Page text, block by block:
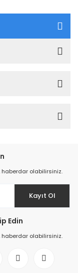
olabilirsiniz.
Kayıt Ol
Edin
olabilirsiniz.